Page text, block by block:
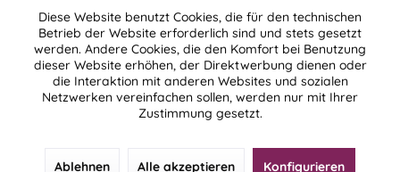
Diese Website benutzt Cookies, die für den technischen
Betrieb der Website erforderlich sind und stets gesetzt
werden. Andere Cookies, die den Komfort bei Benutzung
dieser Website erhöhen, der Direktwerbung dienen oder
die Interaktion mit anderen Websites und sozialen
Netzwerken vereinfachen sollen, werden nur mit Ihrer
Zustimmung gesetzt.
Ablehnen Alle akzeptieren Konfigurieren